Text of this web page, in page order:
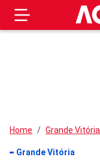
Home Grande Vitória
Grande Vitória